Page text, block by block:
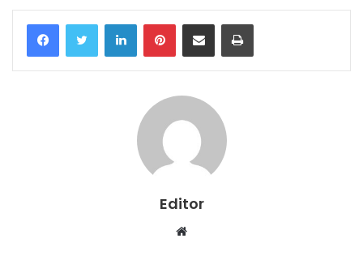
LinkedinPinterestCompartilhar via e-mail Imprimir
Editor
Website